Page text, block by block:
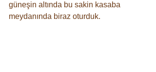
güneşin altında bu sakin kasaba
meydanında biraz oturduk.